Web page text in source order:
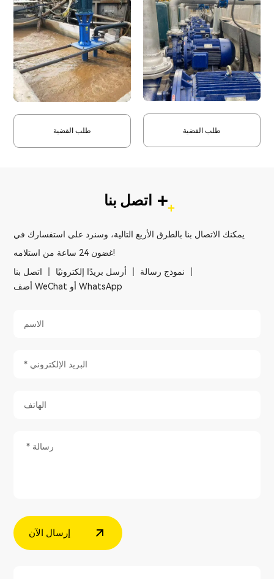
طلب القضية طلب القضية
اتصل بنا +
يمكنك الاتصال بنا بالطرق الأربع التالية، وسنرد على استفسارك في
غضون 24 ساعة من استلامه!
اتصل بنا
أرسل بريدًا إلكترونيًا
نموذج رسالة
أضف WeChat أو WhatsApp
إرسال الآن